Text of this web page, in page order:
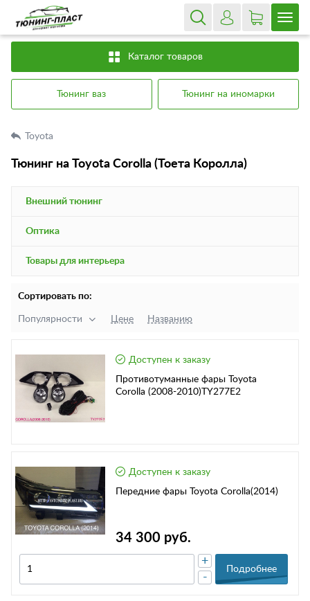
Каталог товаров
Тюнинг ваз Тюнинг на иномарки
Toyota
Тюнинг на Toyota Corolla (Тоета Королла)
Внешний тюнинг
Оптика
Товары для интерьера
Сортировать по:
Популярности Цене Названию
Доступен к заказу
Противотуманные фары Toyota
Corolla (2008-2010)TY277E2
Доступен к заказу
Передние фары Toyota Corolla(2014)
34 300 руб.
-
+
Подробнее